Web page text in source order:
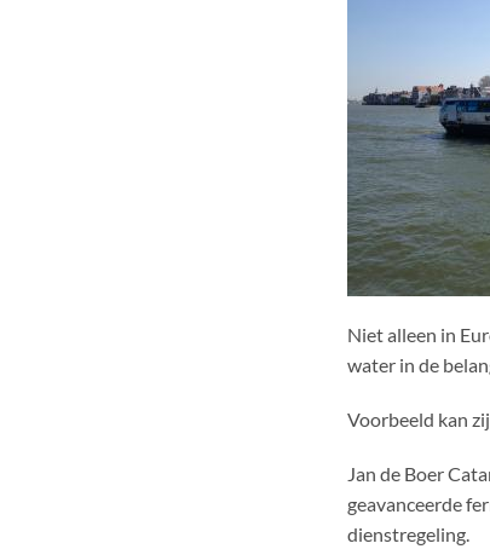
Niet alleen in
water in de
Voorbeeld kan
Jan de Boer
geavanceerde
dienstregeling.